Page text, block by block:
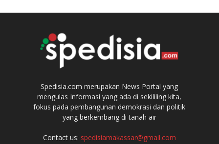
Spedisia.com merupakan News Portal yang
mengulas Informasi yang ada di sekililing kita,
fokus pada pembangunan demokrasi dan politik
yang berkembang di tanah air
Contact us: spedisiamakassar@gmail.com